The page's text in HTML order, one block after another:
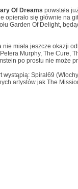
Of Dreams powstała
opierało się głównie na
Garden Of Delight,
nie miała jeszcze okazji
Murphy, The Cure,
po prostu nie może
wystąpią: Spiral69
artystów jak The